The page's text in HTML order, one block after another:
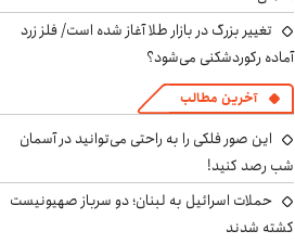
تغییر بزرگ در بازار طلا آغاز شده است/ فلز زرد
آماده رکوردشکنی می‌شود؟
آخرین مطالب
این صور فلکی را به راحتی می‌توانید در آسمان
شب رصد کنید!
حملات اسرائیل به لبنان؛ دو سرباز صهیونیست
کشته شدند